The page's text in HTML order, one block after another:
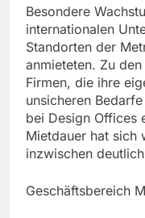
Besondere
internationalen
Standorten der
anmieteten. Zu
Firmen, die ihre
unsicheren
bei Design Offices
Mietdauer hat sich
inzwischen
Geschäftsbereich